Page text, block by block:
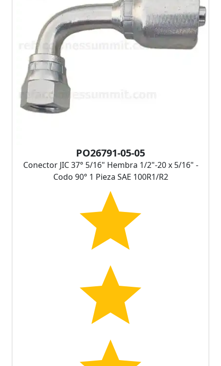
PO26791-05-05
Conector JIC 37° 5/16" Hembra 1/2"-20 x 5/16" -
Codo 90° 1 Pieza SAE 100R1/R2